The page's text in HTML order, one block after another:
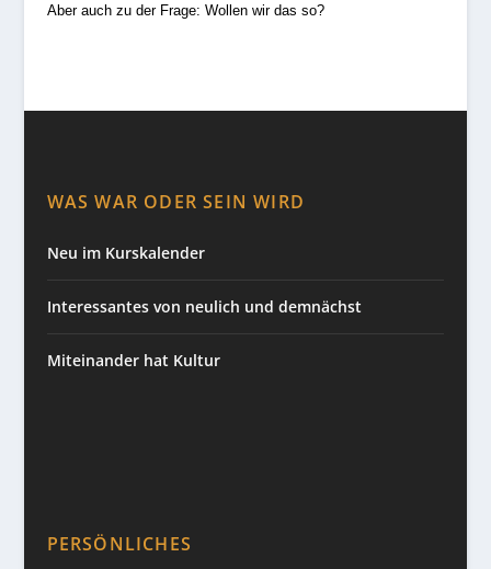
Aber auch zu der Frage: Wollen wir das so?
WAS WAR ODER SEIN WIRD
Neu im Kurskalender
Interessantes von neulich und demnächst
Miteinander hat Kultur
PERSÖNLICHES